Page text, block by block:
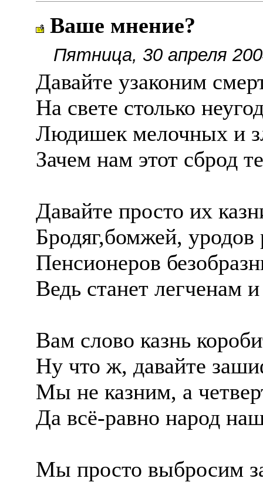
Ваше мнение?
Пятница, 30 апреля
Давайте узаконим
На свете столько
Людишек мелочных и
Зачем нам этот сброд
Давайте просто их
Бродяг,бомжей, уродов
Пенсионеров
Ведь станет легченам
Вам слово казнь
Ну что ж, давайте
Мы не казним, а
Да всë-равно народ
Мы просто выбросим